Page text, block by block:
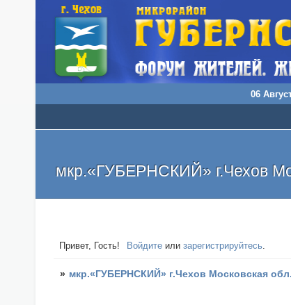
06
мкр.«ГУБЕРНСКИЙ» г.Чехов
Привет, Гость! Войдите илизарегистрируйтесь.
» мкр.«ГУБЕРНСКИЙ» г.Чехов Московская обл.